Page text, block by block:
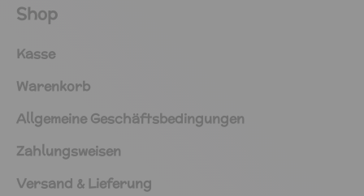
Shop
Kasse
Warenkorb
Allgemeine Geschäftsbedingungen
Zahlungsweisen
Versand & Lieferung